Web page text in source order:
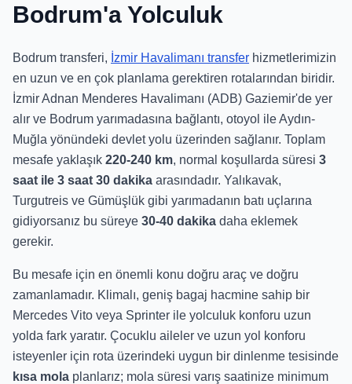
Bodrum'a Yolculuk
Bodrum transferi, İzmir Havalimanı transfer hizmetlerimizin
en uzun ve en çok planlama gerektiren rotalarından biridir.
İzmir Adnan Menderes Havalimanı (ADB) Gaziemir'de yer
alır ve Bodrum yarımadasına bağlantı, otoyol ile Aydın-
Muğla yönündeki devlet yolu üzerinden sağlanır. Toplam
mesafe yaklaşık 220-240 km, normal koşullarda süresi 3
saat ile 3 saat 30 dakika arasındadır. Yalıkavak,
Turgutreis ve Gümüşlük gibi yarımadanın batı uçlarına
gidiyorsanız bu süreye 30-40 dakika daha eklemek
gerekir.
Bu mesafe için en önemli konu doğru araç ve doğru
zamanlamadır. Klimalı, geniş bagaj hacmine sahip bir
Mercedes Vito veya Sprinter ile yolculuk konforu uzun
yolda fark yaratır. Çocuklu aileler ve uzun yol konforu
isteyenler için rota üzerindeki uygun bir dinlenme tesisinde
kısa mola planlarız; mola süresi varış saatinize minimum